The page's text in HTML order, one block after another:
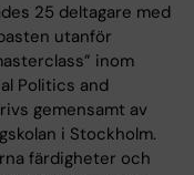
25 deltagare med
utanför
inom
Politics and
gemensamt av
i Stockholm.
färdigheter och